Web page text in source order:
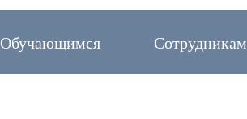
Обучающимся Сотрудникам